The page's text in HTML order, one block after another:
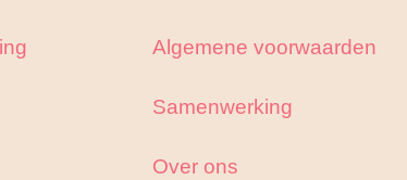
Algemene voorwaarden
Samenwerking
Over ons